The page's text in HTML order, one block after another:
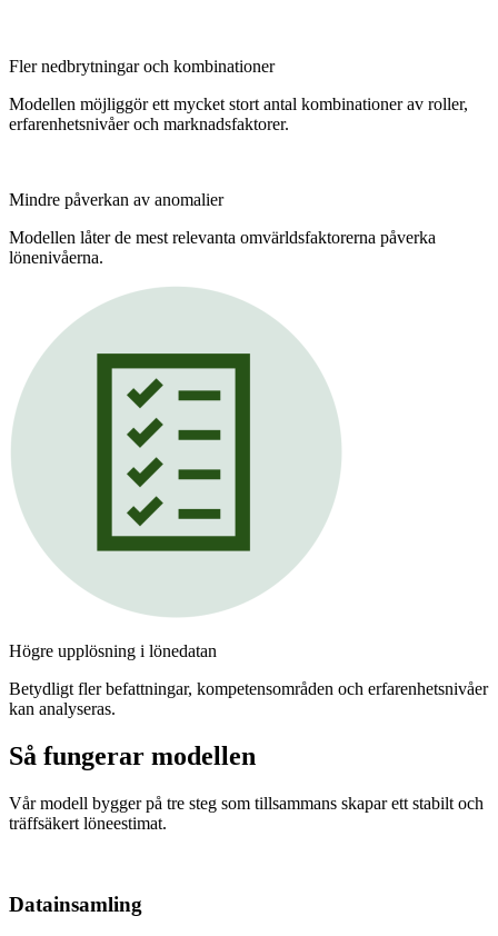
Fler nedbrytningar och kombinationer
Modellen möjliggör ett mycket stort antal kombinationer av roller,
erfarenhetsnivåer och marknadsfaktorer.
Mindre påverkan av anomalier
Modellen låter de mest relevanta omvärldsfaktorerna påverka
lönenivåerna.
Högre upplösning i lönedatan
Betydligt fler befattningar, kompetensområden och erfarenhetsnivåer
kan analyseras.
Så fungerar modellen
Vår modell bygger på tre steg som tillsammans skapar ett stabilt och
träffsäkert löneestimat.
Datainsamling